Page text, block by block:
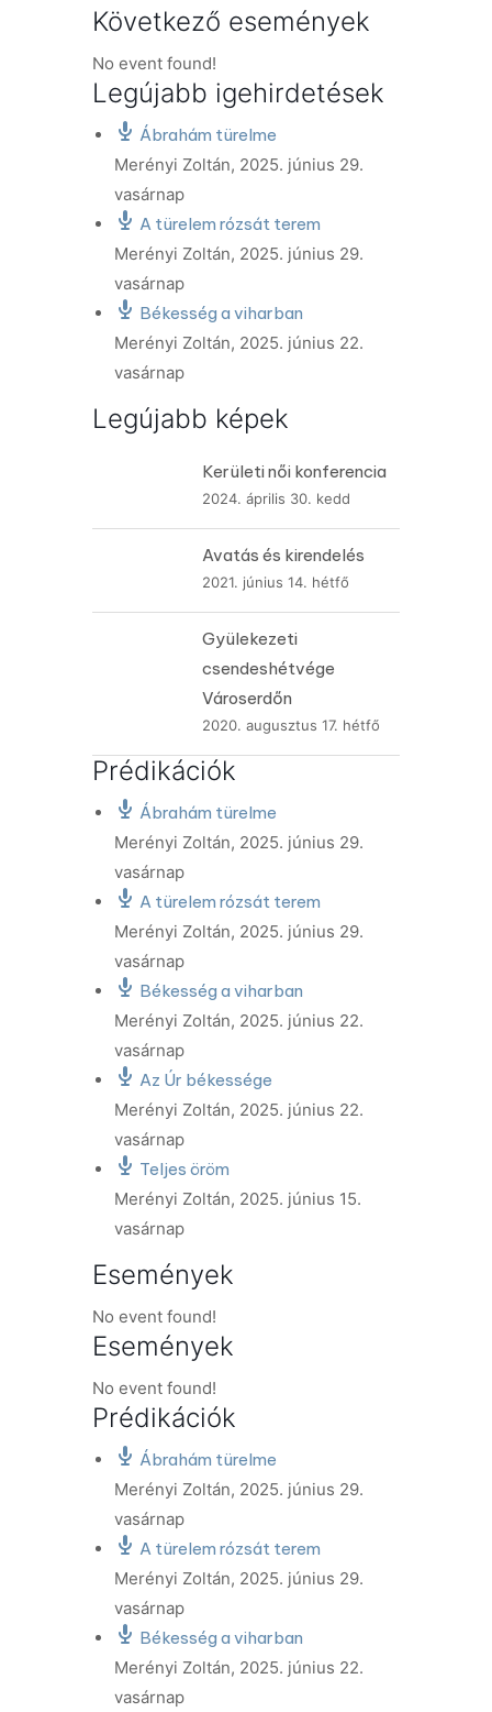
Következő események
No event found!
Legújabb igehirdetések
Ábrahám türelme
Merényi Zoltán, 2025. június 29.
vasárnap
A türelem rózsát terem
Merényi Zoltán, 2025. június 29.
vasárnap
Békesség a viharban
Merényi Zoltán, 2025. június 22.
vasárnap
Legújabb képek
Kerületi női konferencia
2024. április 30. kedd
Avatás és kirendelés
2021. június 14. hétfő
Gyülekezeti
csendeshétvége
Városerdőn
2020. augusztus 17. hétfő
Prédikációk
Ábrahám türelme
Merényi Zoltán, 2025. június 29.
vasárnap
A türelem rózsát terem
Merényi Zoltán, 2025. június 29.
vasárnap
Békesség a viharban
Merényi Zoltán, 2025. június 22.
vasárnap
Az Úr békessége
Merényi Zoltán, 2025. június 22.
vasárnap
Teljes öröm
Merényi Zoltán, 2025. június 15.
vasárnap
Események
No event found!
Események
No event found!
Prédikációk
Ábrahám türelme
Merényi Zoltán, 2025. június 29.
vasárnap
A türelem rózsát terem
Merényi Zoltán, 2025. június 29.
vasárnap
Békesség a viharban
Merényi Zoltán, 2025. június 22.
vasárnap